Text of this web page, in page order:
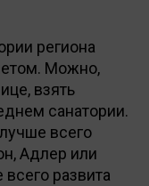
региона
Можно,
взять
санатории.
всего
Адлер или
развита